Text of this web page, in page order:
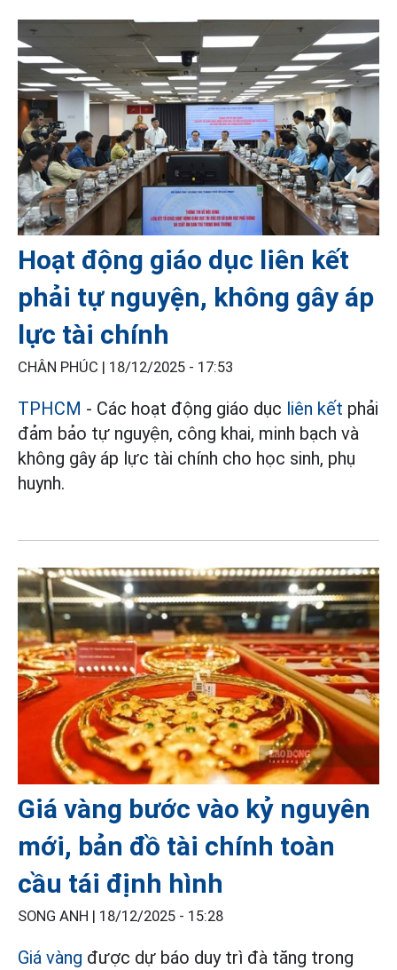
Hoạt động giáo dục liên kết
phải tự nguyện, không gây áp
lực tài chính
CHÂN PHÚC | 18/12/2025 - 17:53
TPHCM - Các hoạt động giáo dục liên kết phải
đảm bảo tự nguyện, công khai, minh bạch và
không gây áp lực tài chính cho học sinh, phụ
huynh.
Giá vàng bước vào kỷ nguyên
mới, bản đồ tài chính toàn
cầu tái định hình
SONG ANH | 18/12/2025 - 15:28
Giá vàng được dự báo duy trì đà tăng trong